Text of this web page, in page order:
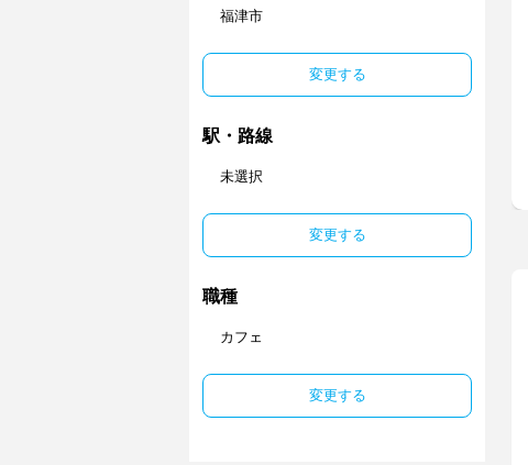
福津市
変更する
駅・路線
未選択
変更する
職種
カフェ
変更する